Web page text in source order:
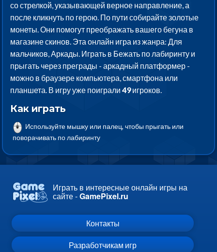
со стрелкой, указывающей верное направление, а
после кликнуть по герою. По пути собирайте золотые
монеты. Они помогут преображать вашего бегуна в
магазине скинов. Эта онлайн игра из жанра: Для
мальчиков, Аркады. Играть в Бежать по лабиринту и
прыгать через преграды - аркадный платформер -
можно в браузере компьютера, смартфона или
планшета. В игру уже поиграли49игроков.
Как играть
Используйте мышку или палец, чтобы прыгать или
поворачивать по лабиринту
Играть в интересные онлайн игры на
сайте -GamePixel.ru
Контакты
Разработчикам игр